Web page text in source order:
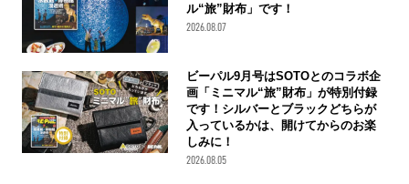
ル“旅”財布」です！
2026.08.07
ビーパル9月号はSOTOとのコラボ企
画「ミニマル“旅”財布」が特別付録
です！シルバーとブラックどちらが
入っているかは、開けてからのお楽
しみに！
2026.08.05